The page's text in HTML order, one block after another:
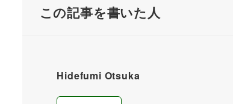
この記事を書いた人
Hidefumi Otsuka